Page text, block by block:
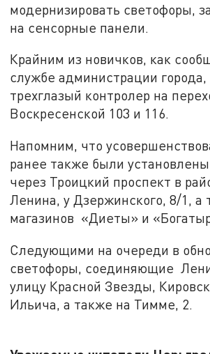
модернизировать светофоры,
на сенсорные панели.
Крайним из новичков, как
службе администрации города,
трехглазый контролер на
Воскресенской 103 и 116.
Напомним, что
ранее также были
через Троицкий проспект в
Ленина, у Дзержинского, 8/1, а
магазинов «Диеты» и
Следующими на очереди в
светофоры, соединяющие
улицу Красной Звезды,
Ильича, а также на Тимме, 2.